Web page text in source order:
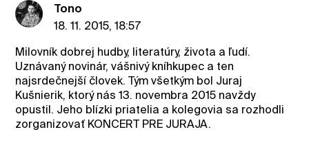
Tono
18. 11. 2015, 18:57
Milovník dobrej hudby, literatúry, života a ľudí.
Uznávaný novinár, vášnivý kníhkupec a ten
najsrdečnejší človek. Tým všetkým bol Juraj
Kušnierik, ktorý nás 13. novembra 2015 navždy
opustil. Jeho blízki priatelia a kolegovia sa rozhodli
zorganizovať KONCERT PRE JURAJA.